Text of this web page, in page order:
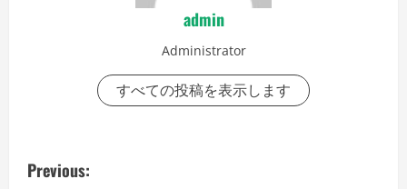
admin
Administrator
すべての投稿を表示します
P
Previous: